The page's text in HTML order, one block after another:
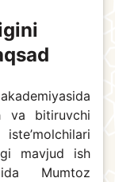
va bitiruvchi
mavjud ish
Mumtoz